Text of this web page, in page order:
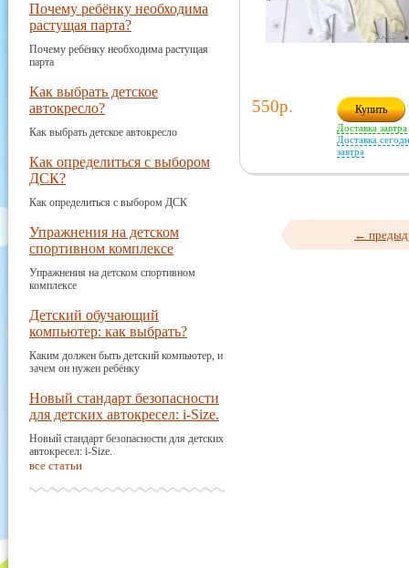
Почему ребёнку необходима
растущая парта?
Почему ребёнку необходима растущая
парта
Как выбрать детское
автокресло?
Как выбрать детское автокресло
Как определиться с выбором
ДСК?
Как определиться с выбором ДСК
Упражнения на детском
спортивном комплексе
Упражнения на детском спортивном
комплексе
Детский обучающий
компьютер: как выбрать?
Каким должен быть детский компьютер, и
зачем он нужен ребёнку
Новый стандарт безопасности
для детских автокресел: i-Size.
Новый стандарт безопасности для детских
автокресел: i-Size.
все статьи
550р. Купить
Доставка завтра
Доставка
завтра
←